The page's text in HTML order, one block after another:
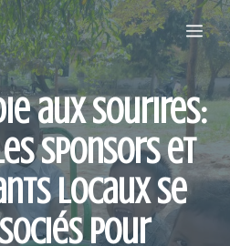
aux sourires:
sponsors et
locaux se
pour